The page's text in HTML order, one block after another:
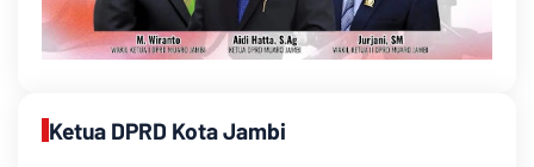
Ketua DPRD Kota Jambi